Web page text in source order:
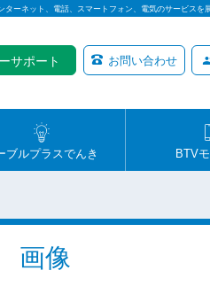
ーネット、電話、スマートフォン、電気のサービスを
サポート お問い合わせ
ブルプラスでんき BTV
画像